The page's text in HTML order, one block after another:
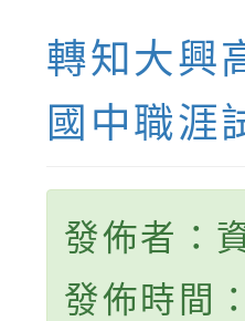
轉知大興
國中職涯
發佈者：
發佈時間